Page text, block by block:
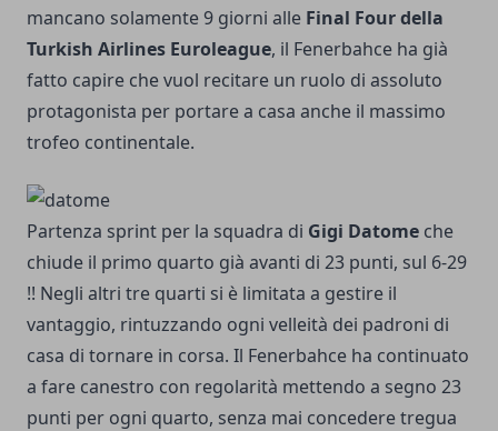
mancano solamente 9 giorni alle Final Four della
Turkish Airlines Euroleague, il Fenerbahce ha già
fatto capire che vuol recitare un ruolo di assoluto
protagonista per portare a casa anche il massimo
trofeo continentale.
Partenza sprint per la squadra di Gigi Datome che
chiude il primo quarto già avanti di 23 punti, sul 6-29
!! Negli altri tre quarti si è limitata a gestire il
vantaggio, rintuzzando ogni velleità dei padroni di
casa di tornare in corsa. Il Fenerbahce ha continuato
a fare canestro con regolarità mettendo a segno 23
punti per ogni quarto, senza mai concedere tregua